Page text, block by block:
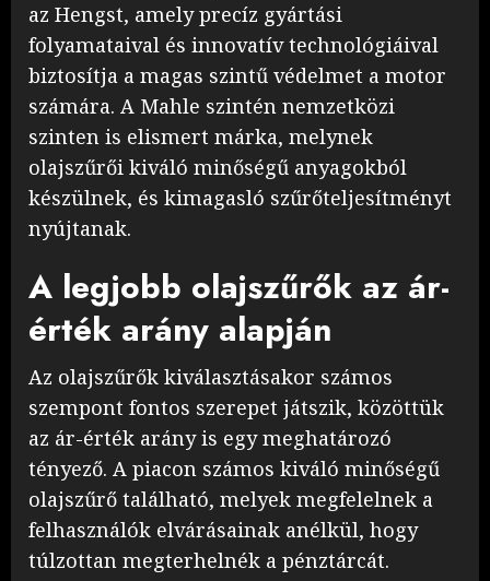
az Hengst, amely precíz gyártási
folyamataival és innovatív technológiáival
biztosítja a magas szintű védelmet a motor
számára. A Mahle szintén nemzetközi
szinten is elismert márka, melynek
olajszűrői kiváló minőségű anyagokból
készülnek, és kimagasló szűrőteljesítményt
nyújtanak.
A legjobb olajszűrők az ár-
érték arány alapján
Az olajszűrők kiválasztásakor számos
szempont fontos szerepet játszik, közöttük
az ár-érték arány is egy meghatározó
tényező. A piacon számos kiváló minőségű
olajszűrő található, melyek megfelelnek a
felhasználók elvárásainak anélkül, hogy
túlzottan megterhelnék a pénztárcát.